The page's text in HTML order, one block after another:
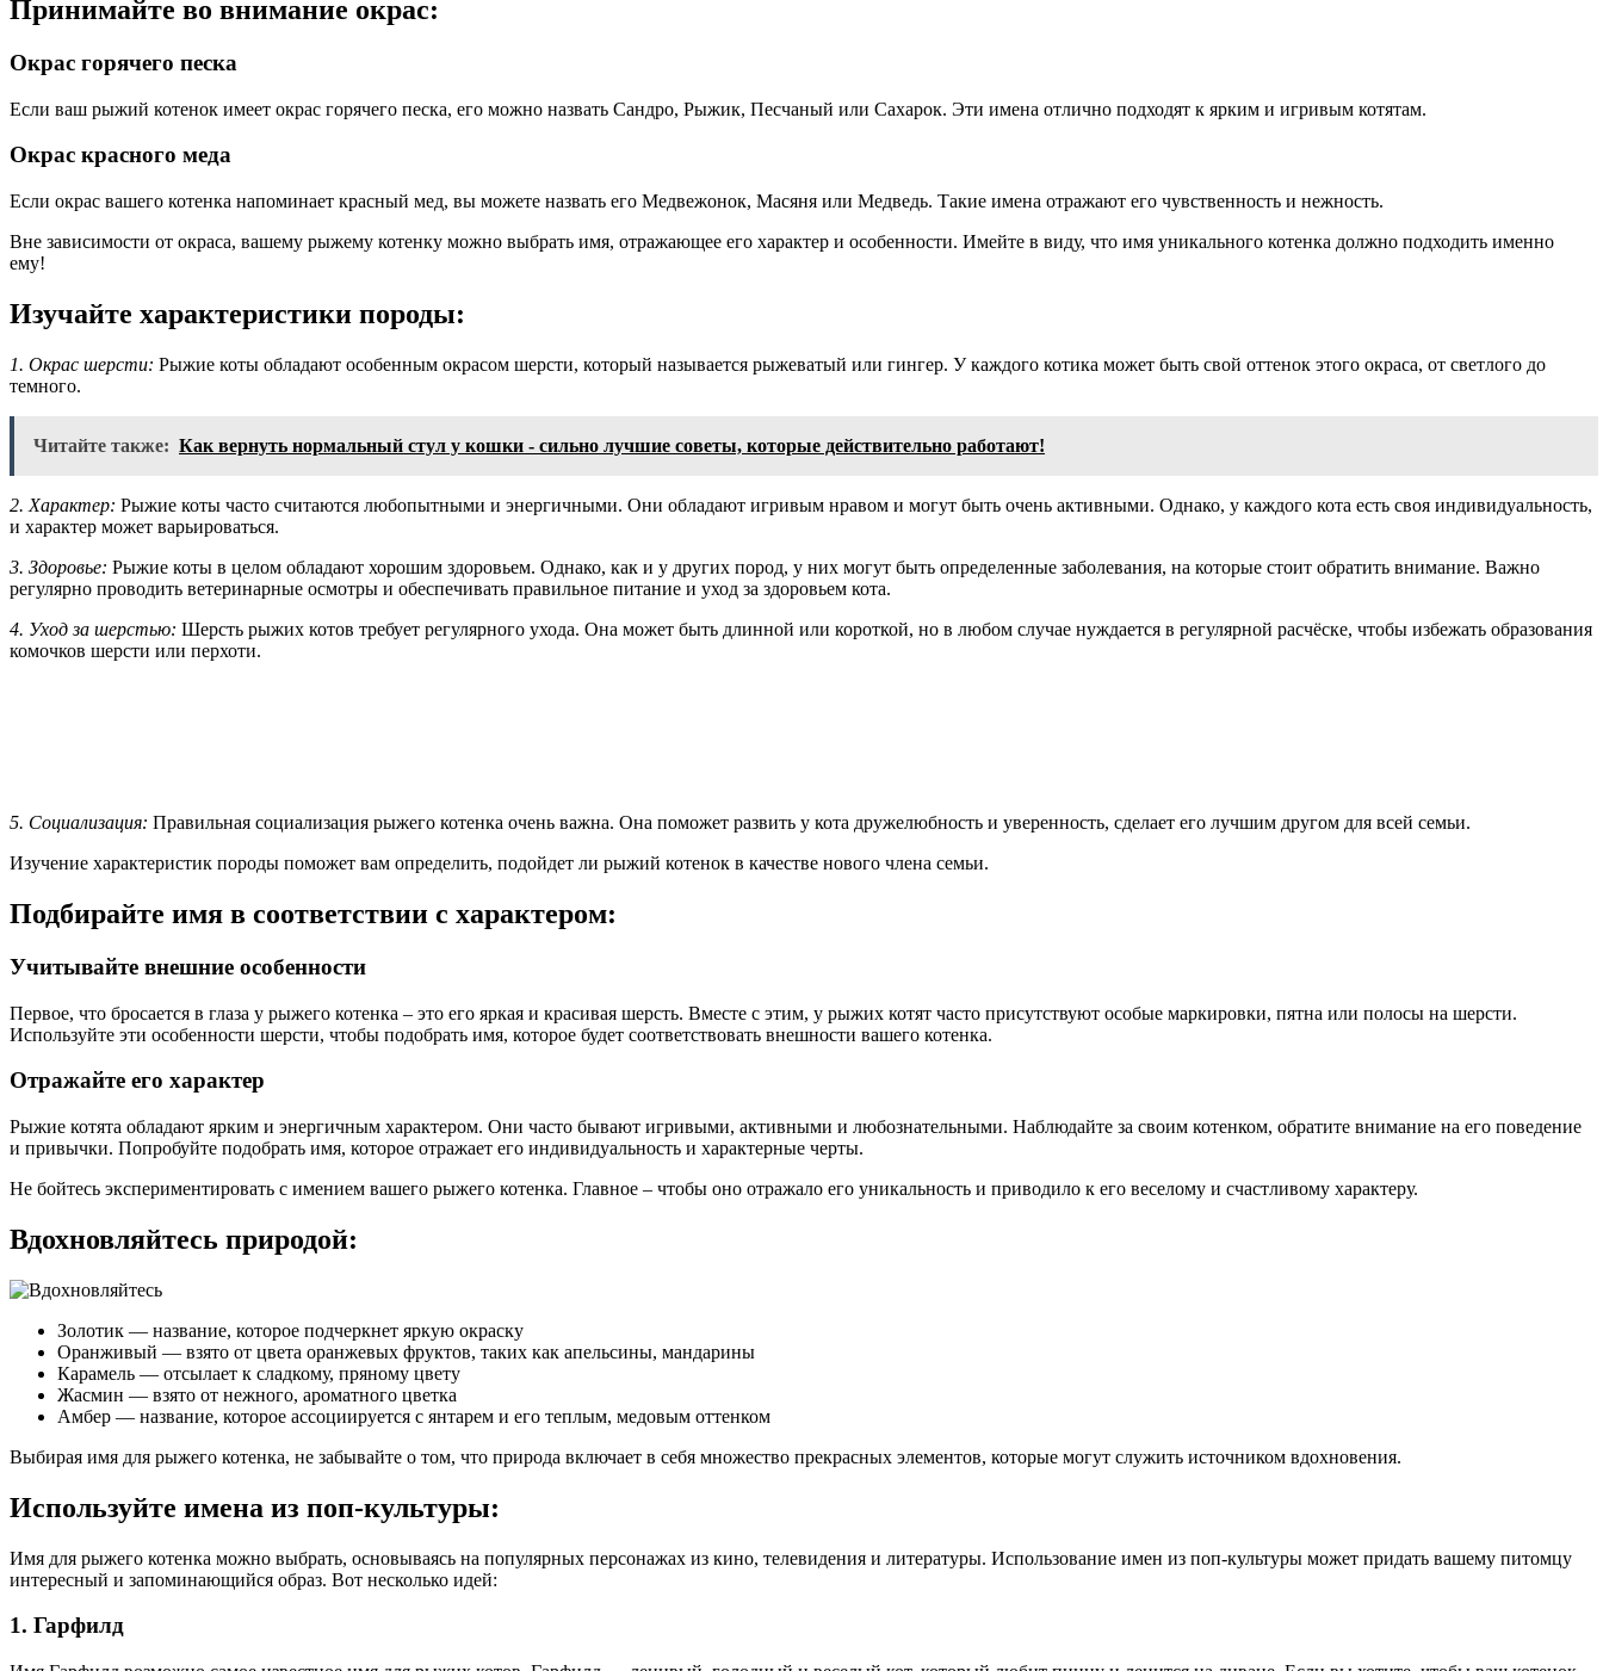
Принимайте во внимание окрас:
Окрас горячего песка
Если ваш рыжий котенок имеет окрас горячего песка, его можно назвать Сандро, Рыжик, Песчаный или Сахарок. Эти имена отлично подходят к ярким и игривым котятам.
Окрас красного меда
Если окрас вашего котенка напоминает красный мед, вы можете назвать его Медвежонок, Масяня или Медведь. Такие имена отражают его чувственность и нежность.
Вне зависимости от окраса, вашему рыжему котенку можно выбрать имя, отражающее его характер и особенности. Имейте в виду, что имя уникального котенка должно подходить именно
ему!
Изучайте характеристики породы:
1. Окрас шерсти: Рыжие коты обладают особенным окрасом шерсти, который называется рыжеватый или гингер. У каждого котика может быть свой оттенок этого окраса, от светлого до
темного.
Читайте также: Как вернуть нормальный стул у кошки - сильно лучшие советы, которые действительно работают!
2. Характер: Рыжие коты часто считаются любопытными и энергичными. Они обладают игривым нравом и могут быть очень активными. Однако, у каждого кота есть своя индивидуальность,
и характер может варьироваться.
3. Здоровье: Рыжие коты в целом обладают хорошим здоровьем. Однако, как и у других пород, у них могут быть определенные заболевания, на которые стоит обратить внимание. Важно
регулярно проводить ветеринарные осмотры и обеспечивать правильное питание и уход за здоровьем кота.
4. Уход за шерстью: Шерсть рыжих котов требует регулярного ухода. Она может быть длинной или короткой, но в любом случае нуждается в регулярной расчёске, чтобы избежать образования
комочков шерсти или перхоти.
5. Социализация: Правильная социализация рыжего котенка очень важна. Она поможет развить у кота дружелюбность и уверенность, сделает его лучшим другом для всей семьи.
Изучение характеристик породы поможет вам определить, подойдет ли рыжий котенок в качестве нового члена семьи.
Подбирайте имя в соответствии с характером:
Учитывайте внешние особенности
Первое, что бросается в глаза у рыжего котенка – это его яркая и красивая шерсть. Вместе с этим, у рыжих котят часто присутствуют особые маркировки, пятна или полосы на шерсти.
Используйте эти особенности шерсти, чтобы подобрать имя, которое будет соответствовать внешности вашего котенка.
Отражайте его характер
Рыжие котята обладают ярким и энергичным характером. Они часто бывают игривыми, активными и любознательными. Наблюдайте за своим котенком, обратите внимание на его поведение
и привычки. Попробуйте подобрать имя, которое отражает его индивидуальность и характерные черты.
Не бойтесь экспериментировать с имением вашего рыжего котенка. Главное – чтобы оно отражало его уникальность и приводило к его веселому и счастливому характеру.
Вдохновляйтесь природой:
Золотик — название, которое подчеркнет яркую окраску
Оранживый — взято от цвета оранжевых фруктов, таких как апельсины, мандарины
Карамель — отсылает к сладкому, пряному цвету
Жасмин — взято от нежного, ароматного цветка
Амбер — название, которое ассоциируется с янтарем и его теплым, медовым оттенком
Выбирая имя для рыжего котенка, не забывайте о том, что природа включает в себя множество прекрасных элементов, которые могут служить источником вдохновения.
Используйте имена из поп-культуры:
Имя для рыжего котенка можно выбрать, основываясь на популярных персонажах из кино, телевидения и литературы. Использование имен из поп-культуры может придать вашему питомцу
интересный и запоминающийся образ. Вот несколько идей:
1. Гарфилд